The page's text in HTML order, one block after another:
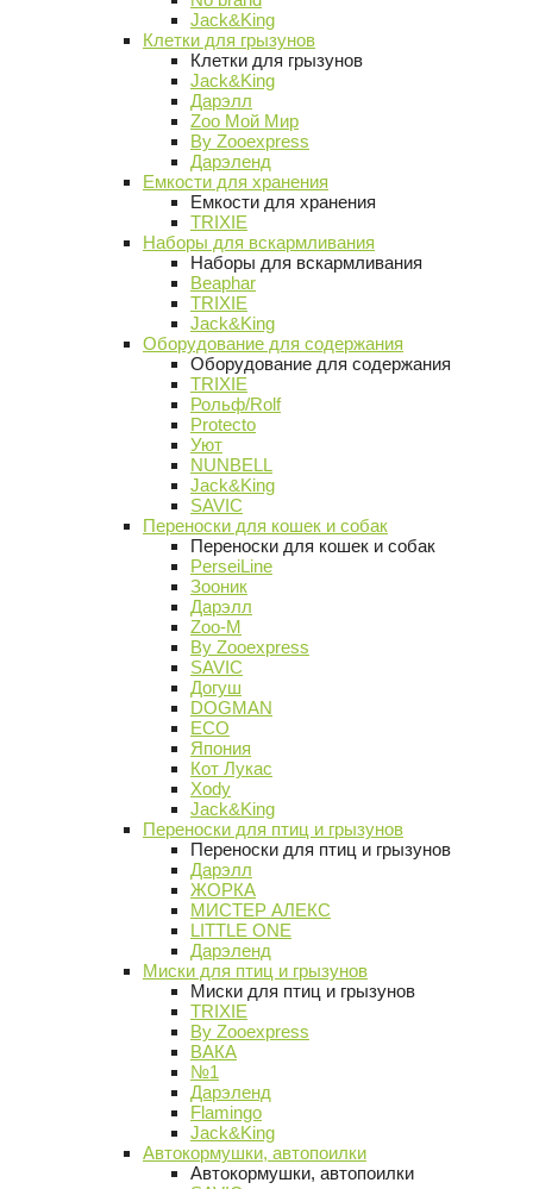
Jack&King
Клетки для грызунов
Клетки для грызунов
Jack&King
Дарэлл
Zoo Мой Мир
By Zooexpress
Дарэленд
Емкости для хранения
Емкости для хранения
TRIXIE
Наборы для вскармливания
Наборы для вскармливания
Beaphar
TRIXIE
Jack&King
Оборудование для содержания
Оборудование для содержания
TRIXIE
Рольф/Rolf
Protecto
Уют
NUNBELL
Jack&King
SAVIC
Переноски для кошек и собак
Переноски для кошек и собак
PerseiLine
Зооник
Дарэлл
Zoo-M
By Zooexpress
SAVIC
Догуш
DOGMAN
ECO
Япония
Кот Лукас
Xody
Jack&King
Переноски для птиц и грызунов
Переноски для птиц и грызунов
Дарэлл
ЖОРКА
МИСТЕР АЛЕКС
LITTLE ONE
Дарэленд
Миски для птиц и грызунов
Миски для птиц и грызунов
TRIXIE
By Zooexpress
ВАКА
№1
Дарэленд
Flamingo
Jack&King
Автокормушки, автопоилки
Автокормушки, автопоилки